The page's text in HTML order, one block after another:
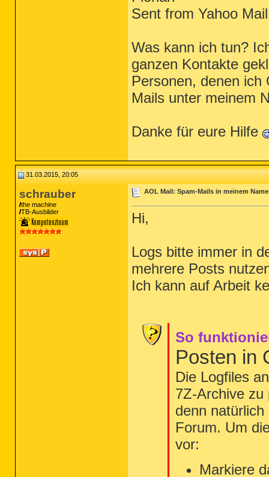
Sent from Yahoo
Was kann ich tun?
ganzen Kontakte
Personen, denen ich
Mails unter meinem
Danke für eure Hilfe
31.03.2015, 20:05
schrauber
the machine
TB-Ausbilder
AOL Mail: Spam-Mails in meinem
Hi,
Logs bitte immer in
mehrere Posts
Ich kann auf Arbeit
So
Posten in
Die Logfiles
7Z-Archive zu
denn
Forum. Um
vor:
Markiere